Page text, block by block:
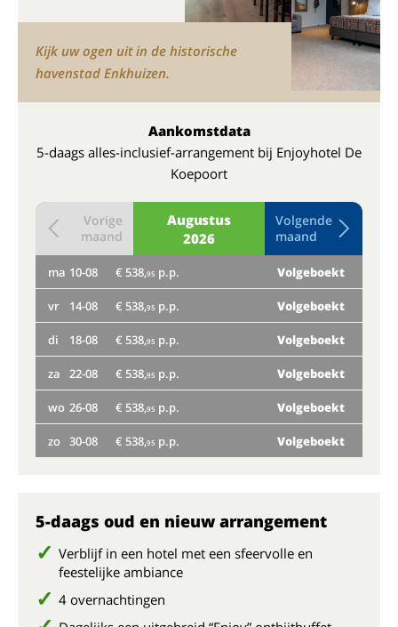
Kijk uw ogen uit in de historische
havenstad Enkhuizen.
Aankomstdata
5-daags alles-inclusief-arrangement bij Enjoyhotel De
Koepoort
Augustus
2026
Vorige
maand
Volgende
maand
ma 10-08 € 538,95 p.p. Volgeboekt
vr 14-08 € 538,95 p.p. Volgeboekt
di 18-08 € 538,95 p.p. Volgeboekt
za 22-08 € 538,95 p.p. Volgeboekt
wo 26-08 € 538,95 p.p. Volgeboekt
zo 30-08 € 538,95 p.p. Volgeboekt
5-daags oud en nieuw arrangement
Verblijf in een hotel met een sfeervolle en
feestelijke ambiance
4 overnachtingen